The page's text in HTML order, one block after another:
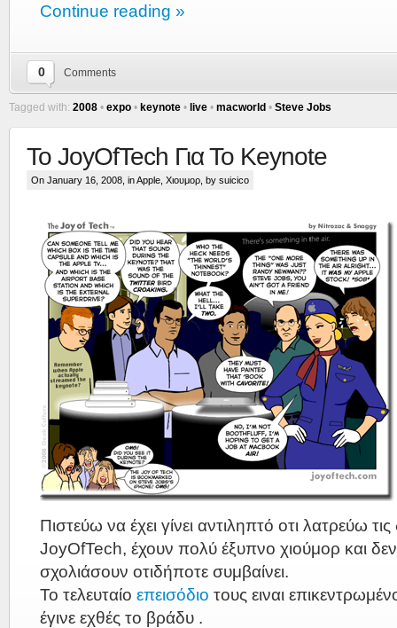
Continue reading »
0 Comments
Tagged with: 2008 • expo • keynote • live • macworld • Steve Jobs
To JoyOfTech Για Το Keynote
On January 16, 2008, inApple Χιουμορ , by suicico
Πιστεύω να έχει γίνει αντιληπτό οτι λατρεύω τις
JoyOfTech, έχουν πολύ έξυπνο χιούμορ και
σχολιάσουν οτιδήποτε συμβαίνει.
Το τελευταίο επεισόδιο τους ειναι
έγινε εχθές το βράδυ .